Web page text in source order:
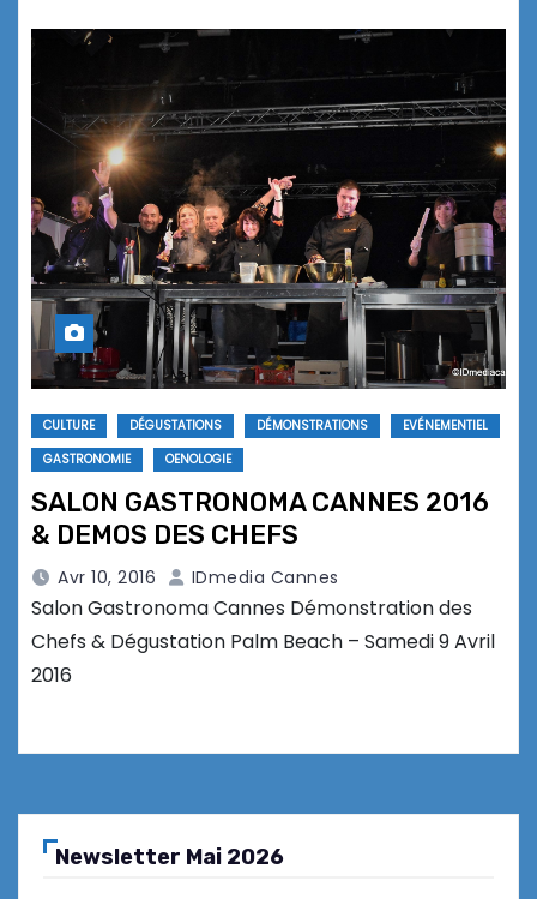
CULTURE DÉGUSTATIONS DÉMONSTRATIONS
EVÉNEMENTIEL
GASTRONOMIE
OENOLOGIE
SALON GASTRONOMA CANNES 2016
& DEMOS DES CHEFS
Avr 10, 2016 IDmedia Cannes
Salon Gastronoma Cannes Démonstration des
Chefs & Dégustation Palm Beach – Samedi 9 Avril
2016
Newsletter Mai 2026